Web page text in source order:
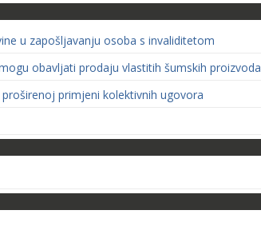
u zapošljavanju osoba s invaliditetom
obavljati prodaju vlastitih šumskih proizvoda
primjeni kolektivnih ugovora